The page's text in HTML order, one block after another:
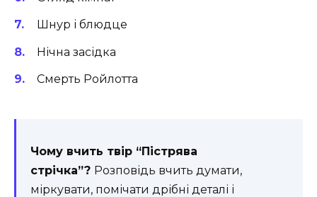
Шнур і блюдце
Нічна засідка
Смерть Ройлотта
Чому вчить твір “Пістрява
стрічка”? Розповідь вчить думати,
міркувати, помічати дрібні деталі і